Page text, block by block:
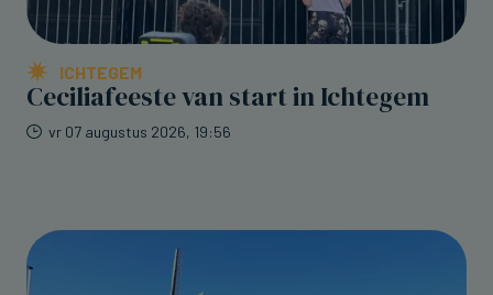
ICHTEGEM
Ceciliafeeste van start in Ichtegem
vr 07 augustus 2026, 19:56